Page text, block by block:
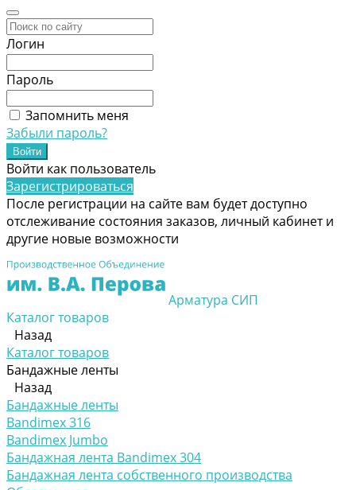
Логин
Пароль
Запомнить меня
Забыли пароль?
Войти как пользователь
Зарегистрироваться
После регистрации на сайте вам будет доступно
отслеживание состояния заказов, личный кабинет и
другие новые возможности
Арматура СИП
Каталог товаров
Назад
Каталог товаров
Бандажные ленты
Назад
Бандажные ленты
Bandimex 316
Bandimex Jumbo
Бандажная лента Bandimex 304
Бандажная лента собственного производства